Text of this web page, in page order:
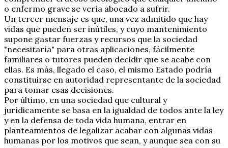
o enfermo grave se vería abocado a sufrir.
Un tercer mensaje es que, una vez admitido que hay
vidas que pueden ser inútiles, y cuyo mantenimiento
supone gastar fuerzas y recursos que la sociedad
"necesitaría" para otras aplicaciones, fácilmente
familiares o tutores pueden decidir que se acabe con
ellas. Es más, llegado el caso, el mismo Estado podría
constituirse en autoridad representante de la sociedad
para tomar esas decisiones.
Por último, en una sociedad que cultural y
jurídicamente se basa en la igualdad de todos ante la ley
y en la defensa de toda vida humana, entrar en
planteamientos de legalizar acabar con algunas vidas
humanas por los motivos que sean, y aunque sea con su